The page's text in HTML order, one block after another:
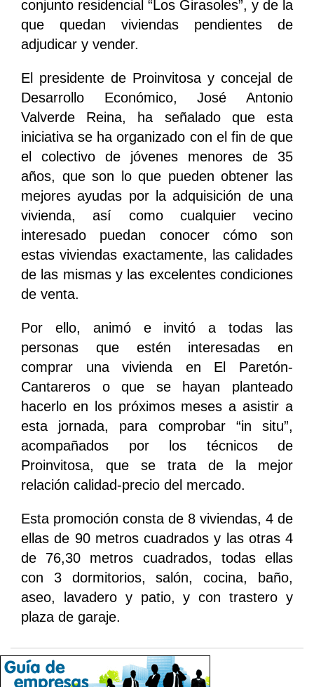
conjunto residencial “Los Girasoles”, y de la
que quedan viviendas pendientes de
adjudicar y vender.
El presidente de Proinvitosa y concejal de
Desarrollo Económico, José Antonio
Valverde Reina, ha señalado que esta
iniciativa se ha organizado con el fin de que
el colectivo de jóvenes menores de 35
años, que son lo que pueden obtener las
mejores ayudas por la adquisición de una
vivienda, así como cualquier vecino
interesado puedan conocer cómo son
estas viviendas exactamente, las calidades
de las mismas y las excelentes condiciones
de venta.
Por ello, animó e invitó a todas las
personas que estén interesadas en
comprar una vivienda en El Paretón-
Cantareros o que se hayan planteado
hacerlo en los próximos meses a asistir a
esta jornada, para comprobar “in situ”,
acompañados por los técnicos de
Proinvitosa, que se trata de la mejor
relación calidad-precio del mercado.
Esta promoción consta de 8 viviendas, 4 de
ellas de 90 metros cuadrados y las otras 4
de 76,30 metros cuadrados, todas ellas
con 3 dormitorios, salón, cocina, baño,
aseo, lavadero y patio, y con trastero y
plaza de garaje.